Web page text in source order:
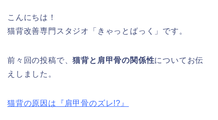
こんにちは！
猫背改善専門スタジオ「きゃっとばっく」です。
前々回の投稿で、猫背と肩甲骨の関係性についてお伝
えしました。
猫背の原因は『肩甲骨のズレ!?』